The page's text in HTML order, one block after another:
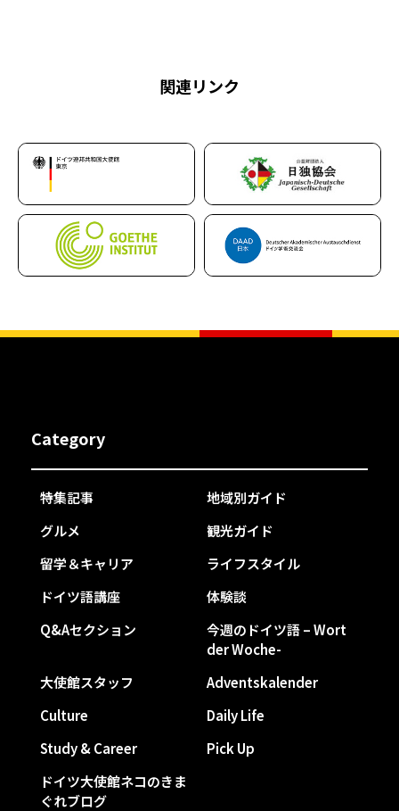
関連リンク
Category
特集記事
地域別ガイド
グルメ
観光ガイド
留学＆キャリア
ライフスタイル
ドイツ語講座
体験談
Q&Aセクション
今週のドイツ語 – Wort
der Woche-
大使館スタッフ
Adventskalender
Culture
Daily Life
Study & Career
Pick Up
ドイツ大使館ネコのきま
ぐれブログ